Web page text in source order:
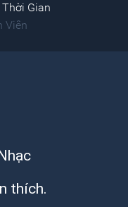
Gian
Viên
thích.